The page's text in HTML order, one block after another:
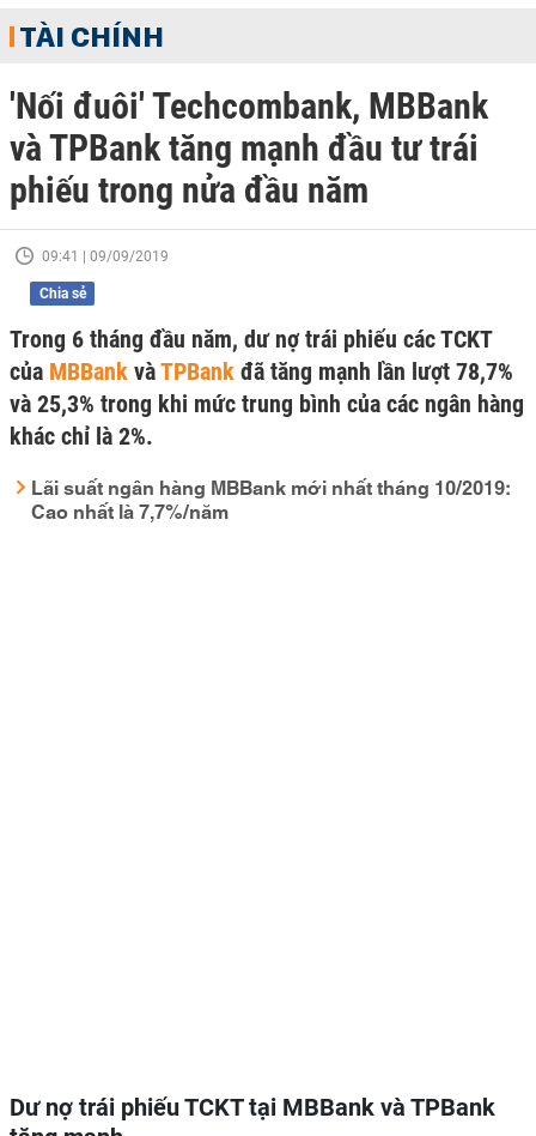
TÀI CHÍNH
'Nối đuôi' Techcombank, MBBank
và TPBank tăng mạnh đầu tư trái
phiếu trong nửa đầu năm
09:41 | 09/09/2019
Chia sẻ
Trong 6 tháng đầu năm, dư nợ trái phiếu các TCKT
của MBBank vàTPBank đã tăng mạnh lần lượt 78,7%
và 25,3% trong khi mức trung bình của các ngân hàng
khác chỉ là 2%.
Lãi suất ngân hàng MBBank mới nhất tháng 10/2019:
Cao nhất là 7,7%/năm
Dư nợ trái phiếu TCKT tại MBBank và TPBank